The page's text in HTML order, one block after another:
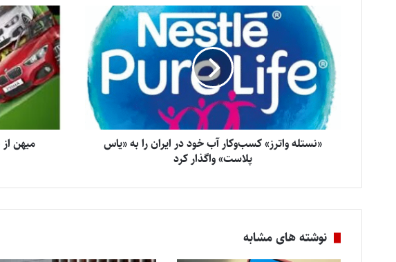
«نستله واترز» کسب‌وکار آب خود در ایران را به «یاس
پلاست» واگذار کرد
میهن
نوشته های مشابه